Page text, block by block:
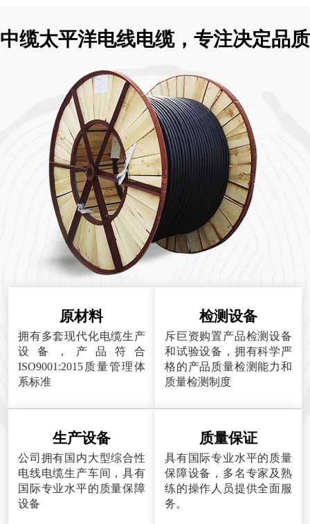
中缆太平洋电线电缆，专注决定品质
原材料
拥有多套现代化电缆生产
设备，产品符合
ISO9001:2015质量管理体
系标准
检测设备
斥巨资购置产品检测设备
和试验设备，拥有科学严
格的产品质量检测能力和
质量检测制度
生产设备
公司拥有国内大型综合性
电线电缆生产车间，具有
国际专业水平的质量保障
设备
质量保证
具有国际专业水平的质量
保障设备，多名专家及熟
练的操作人员提供全面服
务。